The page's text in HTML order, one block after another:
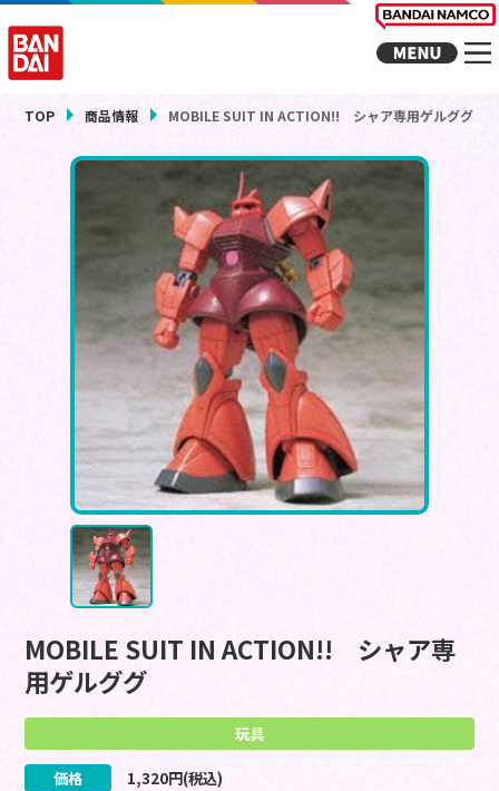
TOP 商品情報 MOBILE SUIT IN ACTION!! シャア専用ゲルググ
MOBILE SUIT IN ACTION!! シャア専
用ゲルググ
玩具
価格 1,320円(税込)